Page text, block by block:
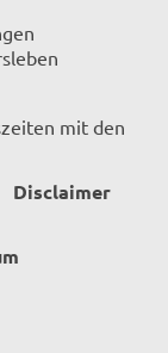
mit den
Disclaimer